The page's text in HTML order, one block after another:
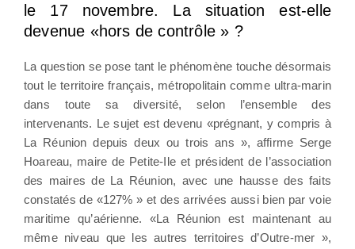
le 17 novembre. La situation est-elle
devenue «hors de contrôle » ?
La question se pose tant le phénomène touche désormais
tout le territoire français, métropolitain comme ultra-marin
dans toute sa diversité, selon l’ensemble des
intervenants. Le sujet est devenu «prégnant, y compris à
La Réunion depuis deux ou trois ans », affirme Serge
Hoareau, maire de Petite-Ile et président de l’association
des maires de La Réunion, avec une hausse des faits
constatés de «127% » et des arrivées aussi bien par voie
maritime qu’aérienne. «La Réunion est maintenant au
même niveau que les autres territoires d’Outre-mer »,